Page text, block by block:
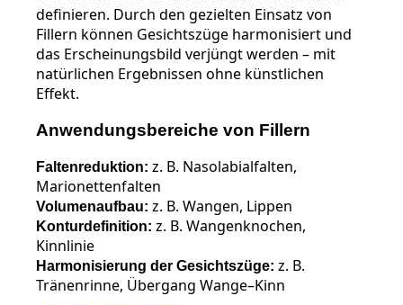
definieren. Durch den gezielten Einsatz von
Fillern können Gesichtszüge harmonisiert und
das Erscheinungsbild verjüngt werden – mit
natürlichen Ergebnissen ohne künstlichen
Effekt.
Anwendungsbereiche von Fillern
Faltenreduktion: z. B. Nasolabialfalten,
Marionettenfalten
Volumenaufbau: z. B. Wangen, Lippen
Konturdefinition: z. B. Wangenknochen,
Kinnlinie
Harmonisierung der Gesichtszüge: z. B.
Tränenrinne, Übergang Wange–Kinn